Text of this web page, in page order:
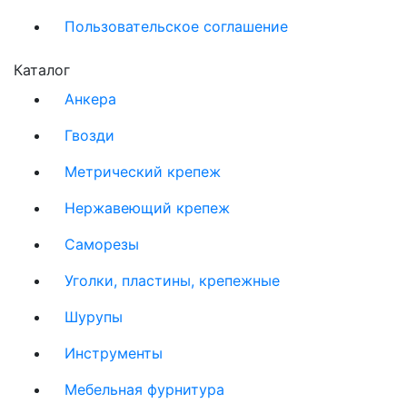
Пользовательское соглашение
Каталог
Анкера
Гвозди
Метрический крепеж
Нержавеющий крепеж
Саморезы
Уголки, пластины, крепежные
Шурупы
Инструменты
Мебельная фурнитура